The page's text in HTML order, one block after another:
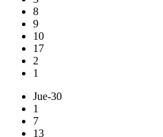
8
9
10
17
2
1
Jue-30
1
7
13